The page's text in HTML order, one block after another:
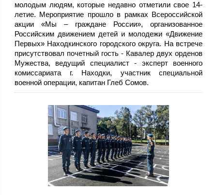
молодым людям, которые недавно отметили свое 14-
летие. Мероприятие прошло в рамках Всероссийской
акции «Мы – граждане России», организованное
Российским движением детей и молодежи «Движение
Первых» Находкинского городского округа. На встрече
присутствовал почетный гость - Кавалер двух орденов
Мужества, ведущий специалист - эксперт военного
комиссариата г. Находки, участник специальной
военной операции, капитан Глеб Сомов.